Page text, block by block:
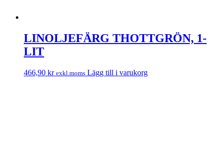
LINOLJEFÄRG THOTTGRÖN, 1-
LIT
466,90 kr exkl.moms Lägg till i varukorg